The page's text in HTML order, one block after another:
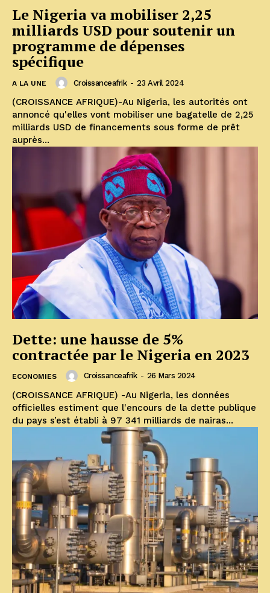
Le Nigeria va mobiliser 2,25
milliards USD pour soutenir un
programme de dépenses
spécifique
A LA UNE Croissanceafrik - 23 Avril 2024
(CROISSANCE AFRIQUE)-Au Nigeria, les autorités ont
annoncé qu'elles vont mobiliser une bagatelle de 2,25
milliards USD de financements sous forme de prêt
auprès...
Dette: une hausse de 5%
contractée par le Nigeria en 2023
ECONOMIES Croissanceafrik - 26 Mars 2024
(CROISSANCE AFRIQUE) -Au Nigeria, les données
officielles estiment que l'encours de la dette publique
du pays s’est établi à 97 341 milliards de nairas...